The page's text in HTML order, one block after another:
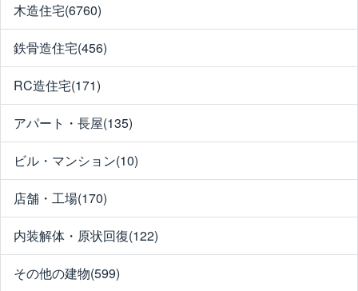
木造住宅(6760)
鉄骨造住宅(456)
RC造住宅(171)
アパート・長屋(135)
ビル・マンション(10)
店舗・工場(170)
内装解体・原状回復(122)
その他の建物(599)